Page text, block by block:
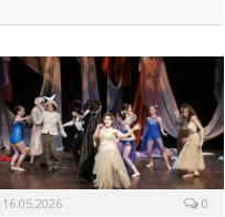
16.05.2026 0